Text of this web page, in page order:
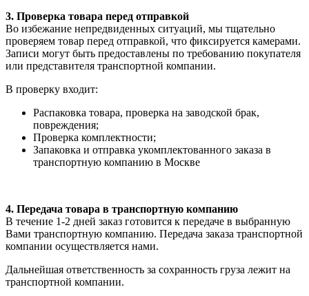
3. Проверка товара перед отправкой
Во избежание непредвиденных ситуаций, мы тщательно
проверяем товар перед отправкой, что фиксируется камерами.
Записи могут быть предоставлены по требованию покупателя
или представителя транспортной компании.
В проверку входит:
Распаковка товара, проверка на заводской брак,
повреждения;
Проверка комплектности;
Запаковка и отправка укомплектованного заказа в
транспортную компанию в Москве
4. Передача товара в транспортную компанию
В течение 1-2 дней заказ готовится к передаче в выбранную
Вами транспортную компанию. Передача заказа транспортной
компании осуществляется нами.
Дальнейшая ответственность за сохранность груза лежит на
транспортной компании.